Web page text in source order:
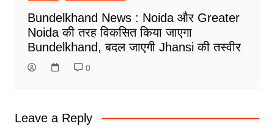
Bundelkhand News : Noida और Greater
Noida की तरह विकसित किया जाएगा
Bundelkhand, बदल जाएगी Jhansi की तस्वीर
0
Leave a Reply